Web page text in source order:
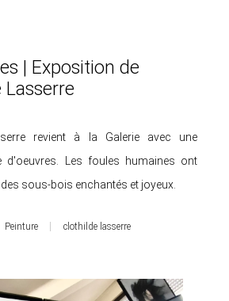
| Exposition de
revient à la Galerie avec une
d'oeuvres. Les foules humaines ont
sous-bois enchantés et joyeux.
Peinture clothilde lasserre